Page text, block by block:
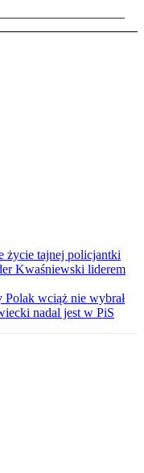
życie tajnej policjantki
Kwaśniewski liderem
wciąż nie wybrał
nadal jest w PiS